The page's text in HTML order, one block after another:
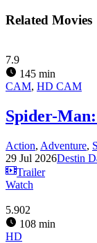
Related Movies
7.9
145 min
CAM, HD CAM
Spider-
Action, Adventure,
29 Jul 2026Destin
Trailer
Watch
5.902
108 min
HD